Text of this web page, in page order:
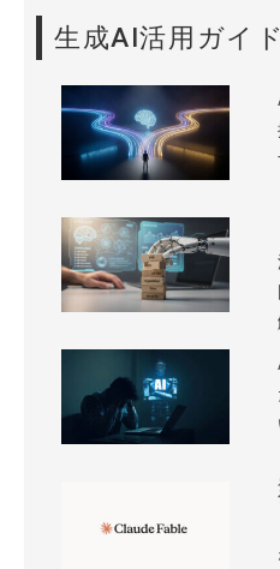
生成AI活用ガイド